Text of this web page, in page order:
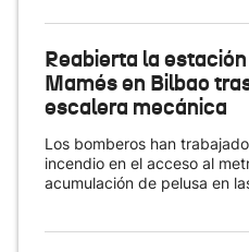
Reabierta la
Mamés en Bilbao
escalera mecánica
Los bomberos han
incendio en el acceso al
acumulación de pelusa en